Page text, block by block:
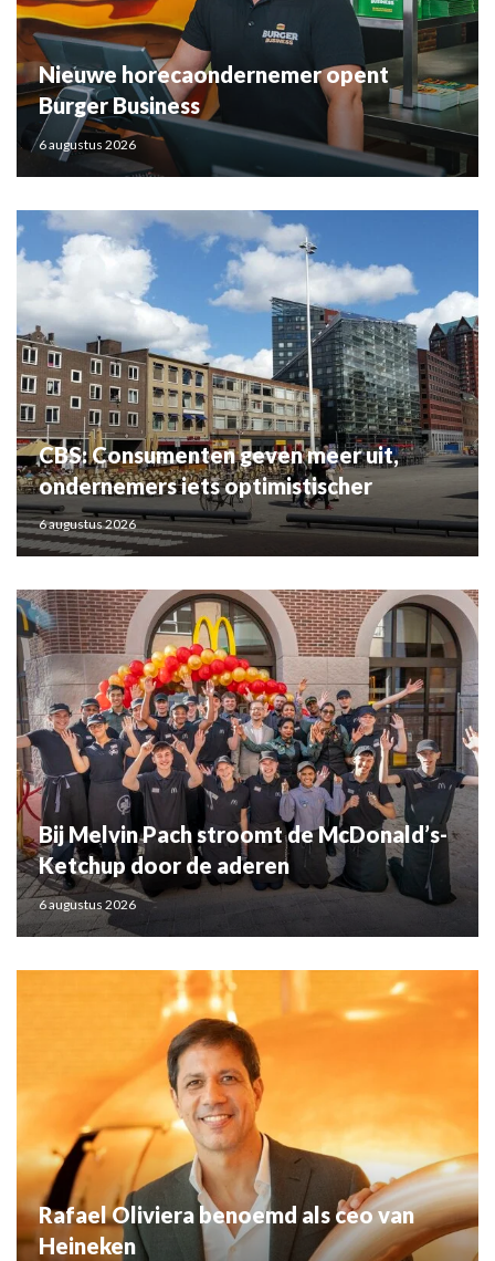
Nieuwe horecaondernemer opent
Burger Business
6 augustus 2026
CBS: Consumenten geven meer uit,
ondernemers iets optimistischer
6 augustus 2026
Bij Melvin Pach stroomt de McDonald’s-
Ketchup door de aderen
6 augustus 2026
Rafael Oliviera benoemd als ceo van
Heineken